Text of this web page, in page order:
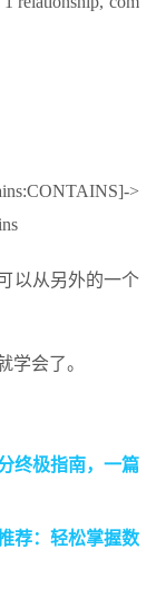
>
以从另外的一个
学会了。
终极指南，一篇
荐：轻松掌握数